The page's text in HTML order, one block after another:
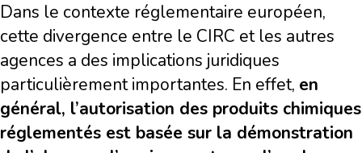
Dans le contexte réglementaire européen,
cette divergence entre le CIRC et les autres
agences a des implications juridiques
particulièrement importantes. En effet, en
général, l’autorisation des produits chimiques
réglementés est basée sur la démonstration